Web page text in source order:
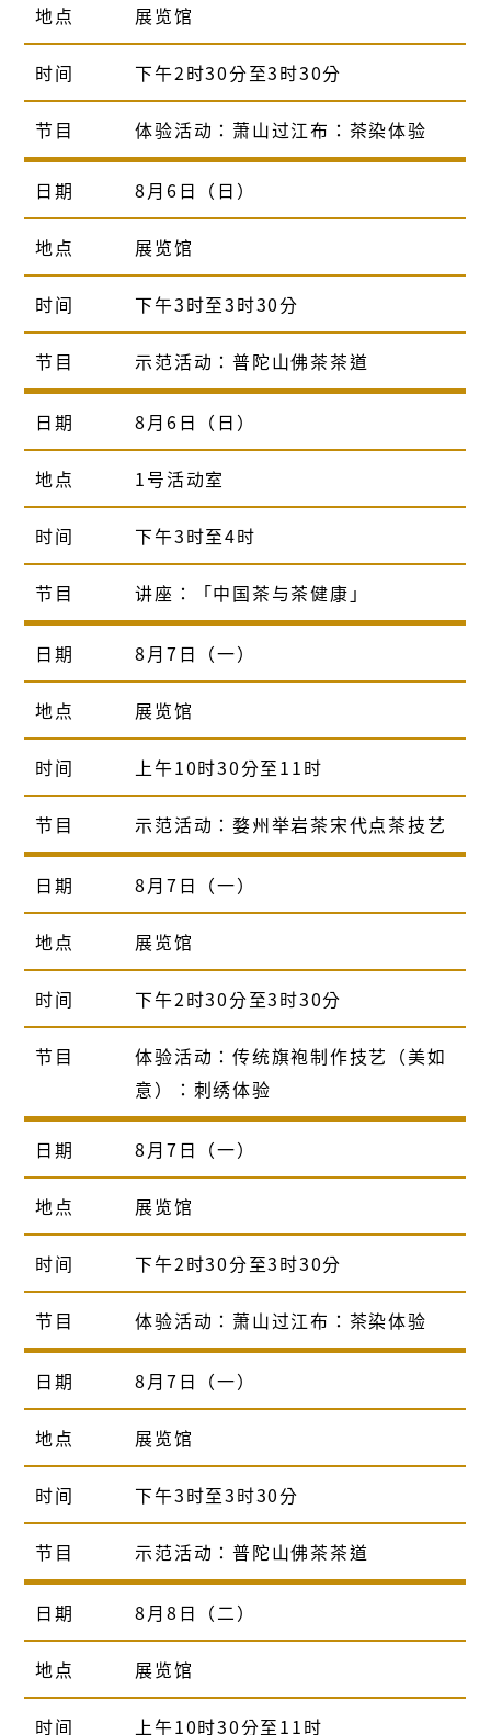
地点 展览馆
时间 下午2时30分至3时30分
节目 体验活动：萧山过江布：茶染体验
日期 8月6日（日）
地点 展览馆
时间 下午3时至3时30分
节目 示范活动：普陀山佛茶茶道
日期 8月6日（日）
地点 1号活动室
时间 下午3时至4时
节目 讲座：「中国茶与茶健康」
日期 8月7日（一）
地点 展览馆
时间 上午10时30分至11时
节目 示范活动：婺州举岩茶宋代点茶技艺
日期 8月7日（一）
地点 展览馆
时间 下午2时30分至3时30分
节目
体验活动：传统旗袍制作技艺（美如
意）：刺绣体验
日期 8月7日（一）
地点 展览馆
时间 下午2时30分至3时30分
节目 体验活动：萧山过江布：茶染体验
日期 8月7日（一）
地点 展览馆
时间 下午3时至3时30分
节目 示范活动：普陀山佛茶茶道
日期 8月8日（二）
地点 展览馆
时间 上午10时30分至11时